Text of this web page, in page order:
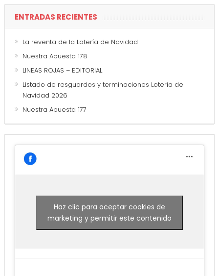
ENTRADAS RECIENTES
La reventa de la Lotería de Navidad
Nuestra Apuesta 178
LINEAS ROJAS – EDITORIAL
Listado de resguardos y terminaciones Lotería de
Navidad 2026
Nuestra Apuesta 177
Haz clic para aceptar cookies de
marketing y permitir este contenido